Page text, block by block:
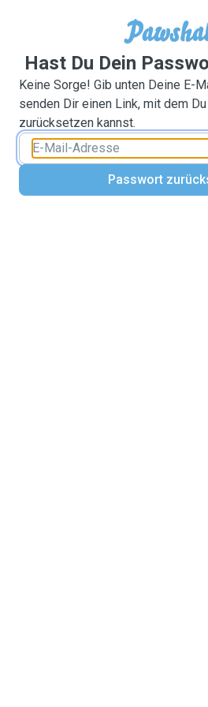
Hast Du Dein
Keine Sorge! Gib unten Deine E-
senden Dir einen Link, mit dem
zurücksetzen kannst.
Passwort